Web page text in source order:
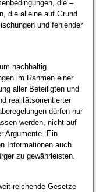
die –
die alleine auf Grund
und fehlender
nachhaltig
im Rahmen einer
aller Beteiligten und
realitätsorientierter
dürfen nur
werden, nicht auf
Argumente. Ein
Informationen auch
zu gewährleisten.
reichende Gesetze